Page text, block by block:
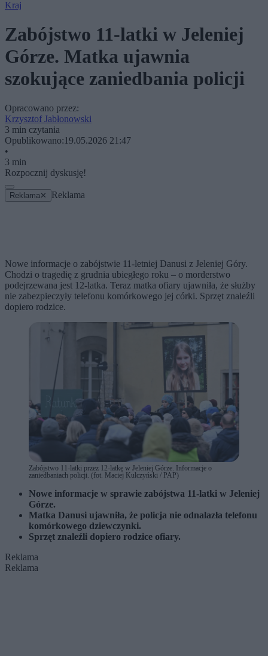
Kraj
Zabójstwo 11-latki w Jeleniej
Górze. Matka ujawnia
szokujące zaniedbania policji
Opracowano przez:
Krzysztof Jabłonowski
3 min czytania
Opublikowano:19.05.2026 21:47
•
3 min
Rozpocznij dyskusję!
Reklama ✕ Reklama
Nowe informacje o zabójstwie 11-letniej Danusi z Jeleniej Góry.
Chodzi o tragedię z grudnia ubiegłego roku – o morderstwo
podejrzewana jest 12-latka. Teraz matka ofiary ujawniła, że służby
nie zabezpieczyły telefonu komórkowego jej córki. Sprzęt znaleźli
dopiero rodzice.
Zabójstwo 11-latki przez 12-latkę w Jeleniej Górze. Informacje o
zaniedbaniach policji. (fot. Maciej Kulczyński / PAP)
Nowe informacje w sprawie zabójstwa 11-latki w Jeleniej
Górze.
Matka Danusi ujawniła, że policja nie odnalazła telefonu
komórkowego dziewczynki.
Sprzęt znaleźli dopiero rodzice ofiary.
Reklama
Reklama